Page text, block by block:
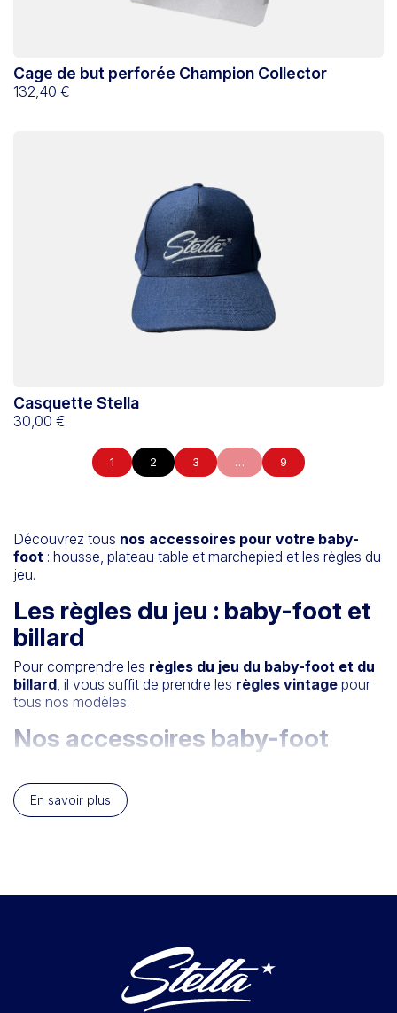
Cage de but perforée Champion Collector
132,40 €
Casquette Stella
30,00 €
1 2 3 … 9
Découvrez tous nos accessoires pour votre baby-
foot : housse, plateau table et marchepied et les règles du
jeu.
Les règles du jeu : baby-foot et
billard
Pour comprendre les règles du jeu du baby-foot et du
billard , il vous suffit de prendre les règles vintage pour
tous nos modèles.
Nos accessoires baby-foot
Housse baby-foot
Stella propose les accessoires pour votre babyfoot avec
pourront accéder aux poignées et voir le terrain du baby.
Les marchepieds s'accordent parfaitement à votre baby-
foot, disponible ne version intérieur et extérieur avec une
fonction rangement.
En savoir plus